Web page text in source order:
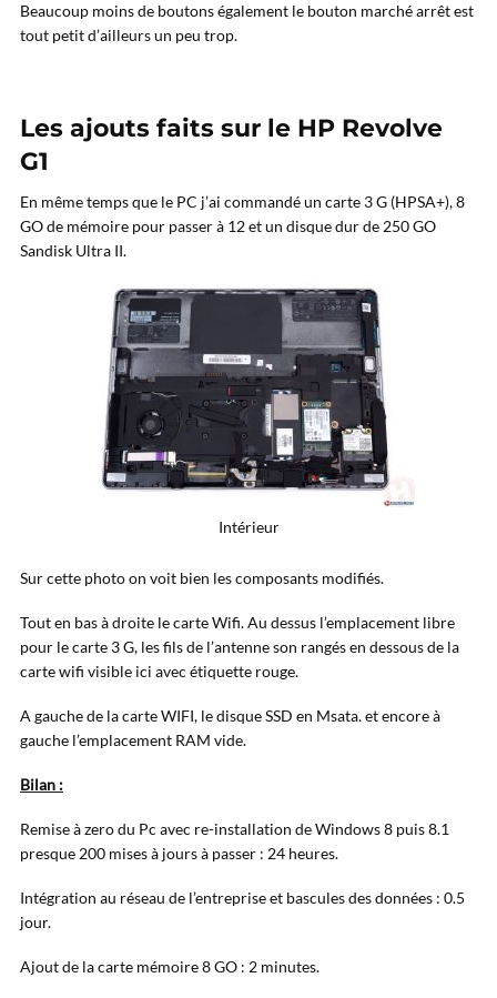
Beaucoup moins de boutons également le bouton marché arrêt est
tout petit d’ailleurs un peu trop.
Les ajouts faits sur le HP Revolve
G1
En même temps que le PC j’ai commandé un carte 3 G (HPSA+), 8
GO de mémoire pour passer à 12 et un disque dur de 250 GO
Sandisk Ultra II.
Intérieur
Sur cette photo on voit bien les composants modifiés.
Tout en bas à droite le carte Wifi. Au dessus l’emplacement libre
pour le carte 3 G, les fils de l’antenne son rangés en dessous de la
carte wifi visible ici avec étiquette rouge.
A gauche de la carte WIFI, le disque SSD en Msata. et encore à
gauche l’emplacement RAM vide.
Bilan :
Remise à zero du Pc avec re-installation de Windows 8 puis 8.1
presque 200 mises à jours à passer : 24 heures.
Intégration au réseau de l’entreprise et bascules des données : 0.5
jour.
Ajout de la carte mémoire 8 GO : 2 minutes.